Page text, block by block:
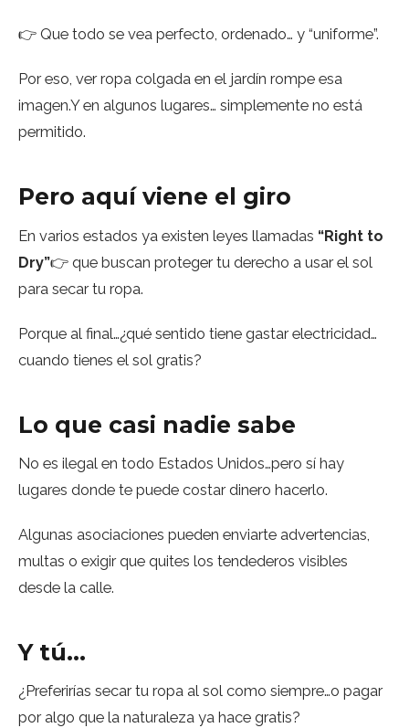
👉 Que todo se vea perfecto, ordenado… y “uniforme”.
Por eso, ver ropa colgada en el jardín rompe esa
imagen.Y en algunos lugares… simplemente no está
permitido.
Pero aquí viene el giro
En varios estados ya existen leyes llamadas “Right to
Dry”👉 que buscan proteger tu derecho a usar el sol
para secar tu ropa.
Porque al final…¿qué sentido tiene gastar electricidad…
cuando tienes el sol gratis?
Lo que casi nadie sabe
No es ilegal en todo Estados Unidos…pero sí hay
lugares donde te puede costar dinero hacerlo.
Algunas asociaciones pueden enviarte advertencias,
multas o exigir que quites los tendederos visibles
desde la calle.
Y tú…
¿Preferirías secar tu ropa al sol como siempre…o pagar
por algo que la naturaleza ya hace gratis?